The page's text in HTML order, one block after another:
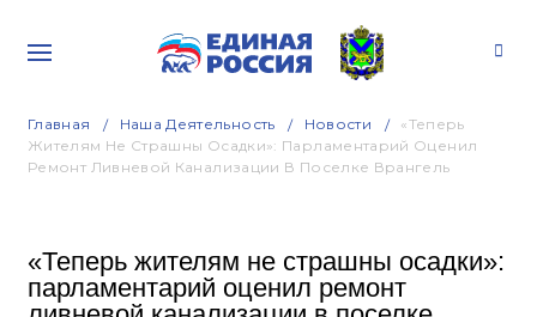
Главная Наша Деятельность Новости
«Теперь
Жителям Не Страшны Осадки»: Парламентарий Оценил
Ремонт Ливневой Канализации В Поселке Врангель
«Теперь жителям не страшны осадки»:
парламентарий оценил ремонт